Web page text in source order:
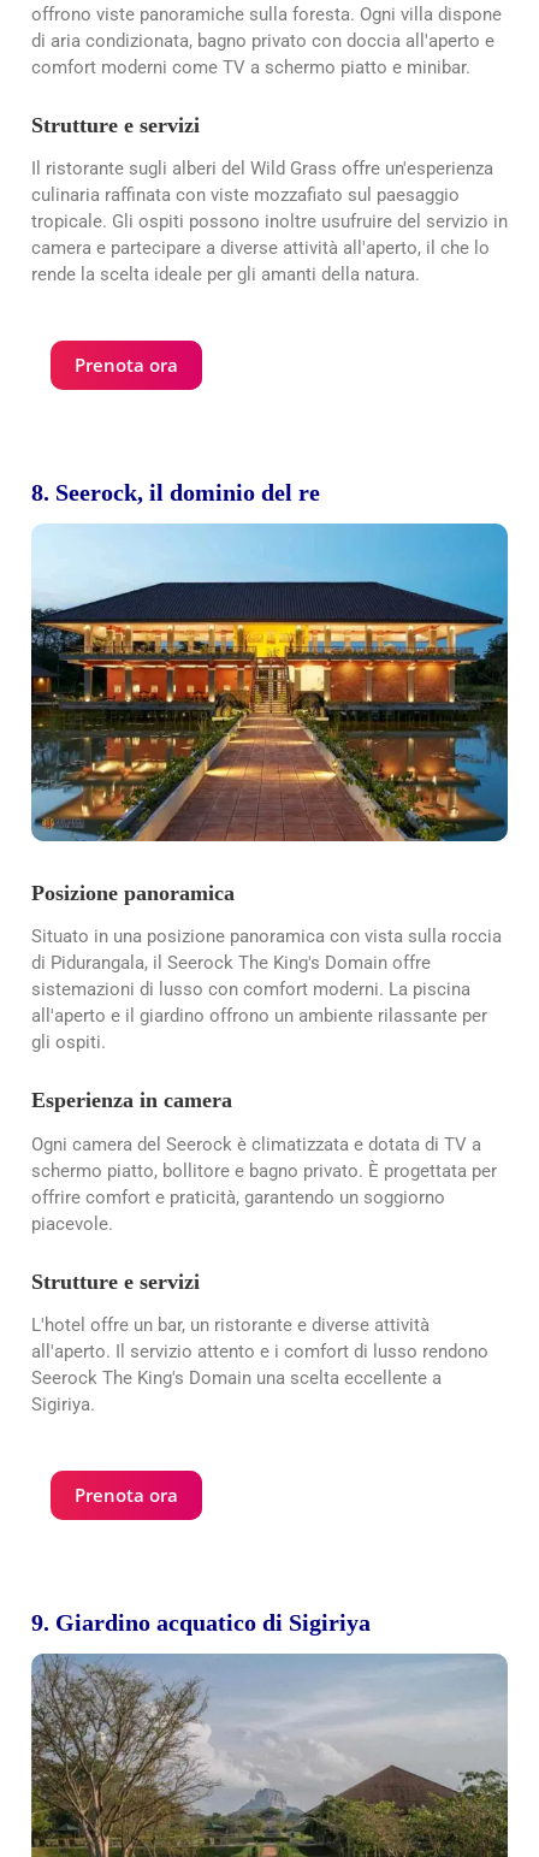
offrono viste panoramiche sulla foresta. Ogni villa dispone
di aria condizionata, bagno privato con doccia all'aperto e
comfort moderni come TV a schermo piatto e minibar.
Strutture e servizi
Il ristorante sugli alberi del Wild Grass offre un'esperienza
culinaria raffinata con viste mozzafiato sul paesaggio
tropicale. Gli ospiti possono inoltre usufruire del servizio in
camera e partecipare a diverse attività all'aperto, il che lo
rende la scelta ideale per gli amanti della natura.
Prenota ora
8. Seerock, il dominio del re
Posizione panoramica
Situato in una posizione panoramica con vista sulla roccia
di Pidurangala, il Seerock The King's Domain offre
sistemazioni di lusso con comfort moderni. La piscina
all'aperto e il giardino offrono un ambiente rilassante per
gli ospiti.
Esperienza in camera
Ogni camera del Seerock è climatizzata e dotata di TV a
schermo piatto, bollitore e bagno privato. È progettata per
offrire comfort e praticità, garantendo un soggiorno
piacevole.
Strutture e servizi
L'hotel offre un bar, un ristorante e diverse attività
all'aperto. Il servizio attento e i comfort di lusso rendono
Seerock The King's Domain una scelta eccellente a
Sigiriya.
Prenota ora
9. Giardino acquatico di Sigiriya